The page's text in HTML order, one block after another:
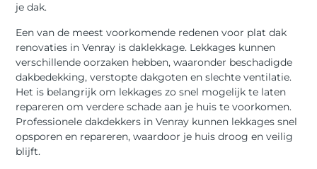
je dak.
Een van de meest voorkomende redenen voor plat dak
renovaties in Venray is daklekkage. Lekkages kunnen
verschillende oorzaken hebben, waaronder beschadigde
dakbedekking, verstopte dakgoten en slechte ventilatie.
Het is belangrijk om lekkages zo snel mogelijk te laten
repareren om verdere schade aan je huis te voorkomen.
Professionele dakdekkers in Venray kunnen lekkages snel
opsporen en repareren, waardoor je huis droog en veilig
blijft.